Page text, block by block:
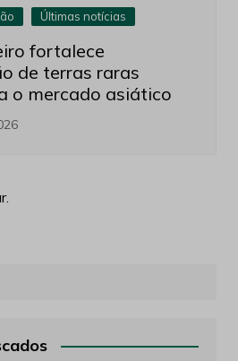
Últimas notícias
fortalece
de terras raras
o mercado asiático